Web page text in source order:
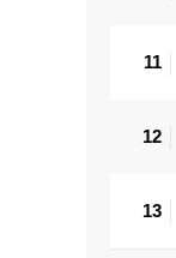
11
12
13